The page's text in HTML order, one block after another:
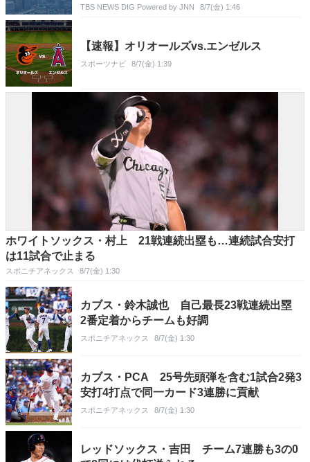
TBS NEWS DIG Powered by JNN 8/7(金) 1:46
【速報】オリオールズvs.エンゼルス
スポーツナビ 8/7(金) 1:39
ホワイトソックス・村上 21戦連続出塁も…連続試合安打
は11試合で止まる
スポニチアネックス 8/7(金) 1:30
カブス・鈴木誠也 自己最長23戦連続出塁
2番定着からチームも好調
スポニチアネックス 8/7(金) 1:30
カブス・PCA 25号先頭弾を含む1試合2発3
安打4打点で同一カード3連勝に貢献
スポニチアネックス 8/7(金) 1:30
レッドソックス・吉田 チーム7連勝も3の0